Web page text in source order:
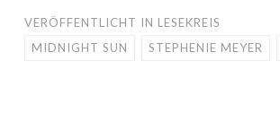
VERÖFFENTLICHT IN LESEKREIS
MIDNIGHT SUN
STEPHENIE MEYER